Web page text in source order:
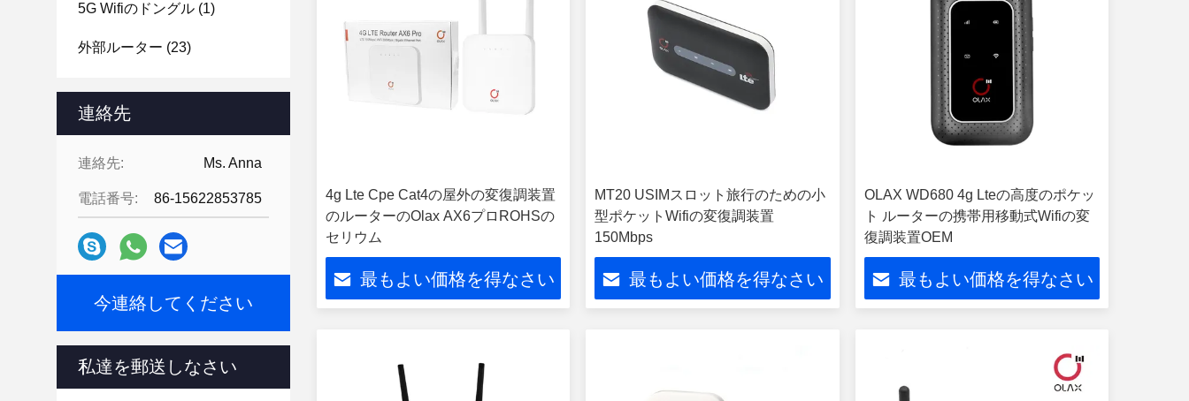
5G Wifiのドングル (1)
外部ルーター (23)
連絡先
連絡先: Ms. Anna
電話番号: 86-15622853785
今連絡してください
私達を郵送しなさい
4g Lte Cpe Cat4の屋外の変復調装置
のルーターのOlax AX6プロROHSの
セリウム
最もよい価格を得なさい
MT20 USIMスロット旅行のための小
型ポケットWifiの変復調装置
150Mbps
最もよい価格を得なさい
OLAX WD680 4g Lteの高度のポケッ
ト ルーターの携帯用移動式Wifiの変
復調装置OEM
最もよい価格を得なさい